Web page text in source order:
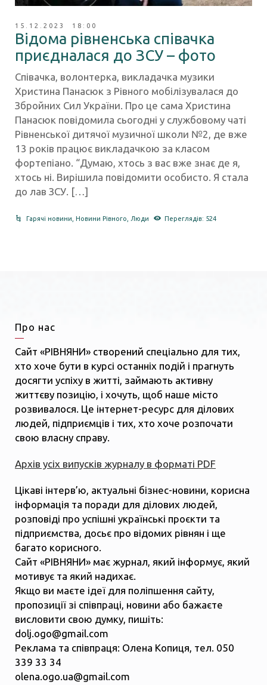
15.12.2023 18:00
Відома рівненська співачка
приєдналася до ЗСУ – фото
Співачка, волонтерка, викладачка музики
Христина Панасюк з Рівного мобілізувалася до
Збройних Сил України. Про це сама Христина
Панасюк повідомила сьогодні у службовому чаті
Рівненської дитячої музичної школи №2, де вже
13 років працює викладачкою за класом
фортепіано. “Думаю, хтось з вас вже знає де я,
хтось ні. Вирішила повідомити особисто. Я стала
до лав ЗСУ. […]
Гарячі новини ,Новини Рівного Люди Переглядів: 524
Про нас
Сайт «РІВНЯНИ» створений спеціально для тих,
хто хоче бути в курсі останніх подій і прагнуть
досягти успіху в житті, займають активну
життєву позицію, і хочуть, щоб наше місто
розвивалося. Це інтернет-ресурс для ділових
людей, підприємців і тих, хто хоче розпочати
свою власну справу.
Архів усіх випусків журналу в форматі PDF
Цікаві інтерв’ю, актуальні бізнес-новини, корисна
інформація та поради для ділових людей,
розповіді про успішні українські проєкти та
підприємства, досьє про відомих рівнян і ще
багато корисного.
Сайт «РІВНЯНИ» має журнал, який інформує, який
мотивує та який надихає.
Якщо ви маєте ідеї для поліпшення сайту,
пропозиції зі співпраці, новини або бажаєте
висловити свою думку, пишіть:
dolj.ogo@gmail.com
Реклама та співпраця: Олена Копиця, тел. 050
339 33 34
olena.ogo.ua@gmail.com